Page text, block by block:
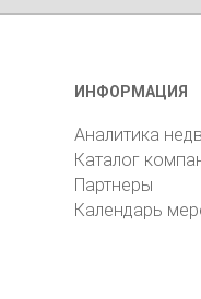
ИНФОРМАЦИЯ
Аналитика
Каталог
Партнеры
Календарь